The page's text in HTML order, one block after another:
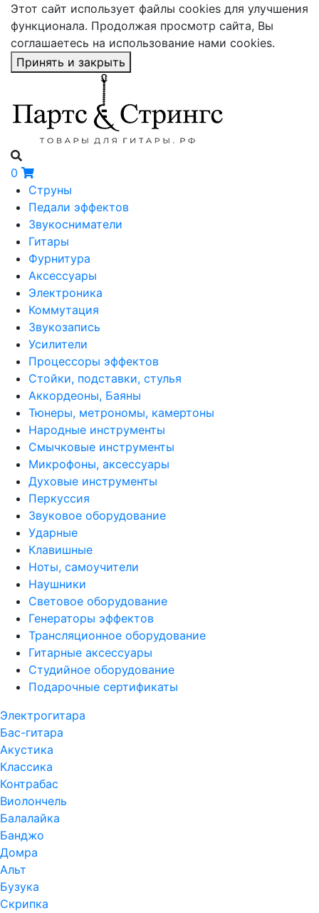
Этот сайт использует файлы cookies для улучшения
функционала. Продолжая просмотр сайта, Вы
соглашаетесь на использование нами cookies.
Принять и закрыть
0
Струны
Педали эффектов
Звукосниматели
Гитары
Фурнитура
Аксессуары
Электроника
Коммутация
Звукозапись
Усилители
Процессоры эффектов
Стойки, подставки, стулья
Аккордеоны, Баяны
Тюнеры, метрономы, камертоны
Народные инструменты
Смычковые инструменты
Микрофоны, аксессуары
Духовые инструменты
Перкуссия
Звуковое оборудование
Ударные
Клавишные
Ноты, самоучители
Наушники
Световое оборудование
Генераторы эффектов
Трансляционное оборудование
Гитарные аксессуары
Студийное оборудование
Подарочные сертификаты
Электрогитара
Бас-гитара
Акустика
Классика
Контрабас
Виолончель
Балалайка
Банджо
Домра
Альт
Бузука
Скрипка